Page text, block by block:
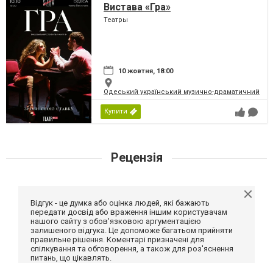
Вистава «Гра»
Театры
10 жовтня, 18:00
Одеський український музично-драматичний
Купити
Рецензія
Відгук - це думка або оцінка людей, які бажають
передати досвід або враження іншим користувачам
нашого сайту з обов'язковою аргументацією
залишеного відгука. Це допоможе багатьом прийняти
правильне рішення. Коментарі призначені для
спілкування та обговорення, а також для роз'яснення
питань, що цікавлять.